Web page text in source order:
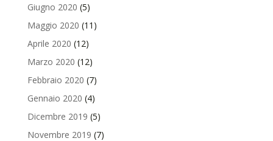
Giugno 2020 (5)
Maggio 2020 (11)
Aprile 2020 (12)
Marzo 2020 (12)
Febbraio 2020 (7)
Gennaio 2020 (4)
Dicembre 2019 (5)
Novembre 2019 (7)